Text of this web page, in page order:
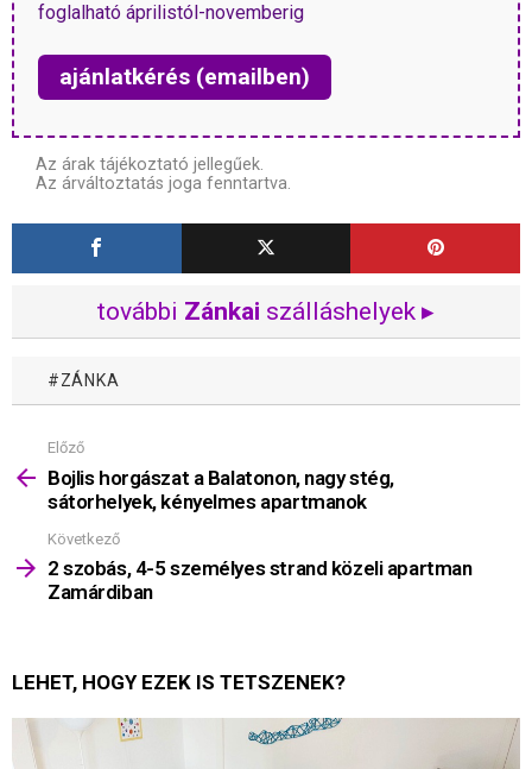
foglalható áprilistól-novemberig
ajánlatkérés (emailben)
Az árak tájékoztató jellegűek.
Az árváltoztatás joga fenntartva.
további Zánkai szálláshelyek ▸
ZÁNKA
Mutass
többet
Előző
Bojlis horgászat a Balatonon, nagy stég,
sátorhelyek, kényelmes apartmanok
Következő
2 szobás, 4-5 személyes strand közeli apartman
Zamárdiban
LEHET, HOGY EZEK IS TETSZENEK?